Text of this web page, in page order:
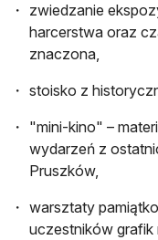
zwiedzanie
harcerstwa oraz
znaczona,
stoisko z
"mini-kino" –
wydarzeń z
Pruszków,
warsztaty
uczestników grafik